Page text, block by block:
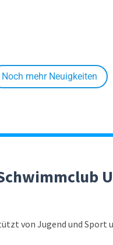
Noch mehr Neuigkeiten
vonJugend und Sport